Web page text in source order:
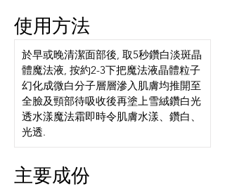
使用方法
於早或晚清潔面部後, 取5秒鑽白淡斑晶
體魔法液, 按約2-3下把魔法液晶體粒子
幻化成微白分子層層滲入肌膚均推開至
全臉及頸部待吸收後再塗上雪絨鑽白光
透水漾魔法霜即時令肌膚水漾、鑽白、
光透.
主要成份